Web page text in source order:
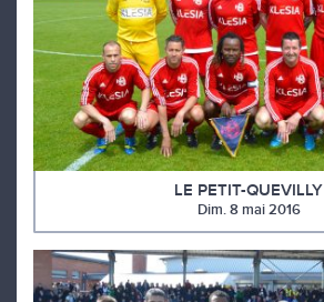
LE PETIT-QUEVILLY
Dim. 8 mai 2016